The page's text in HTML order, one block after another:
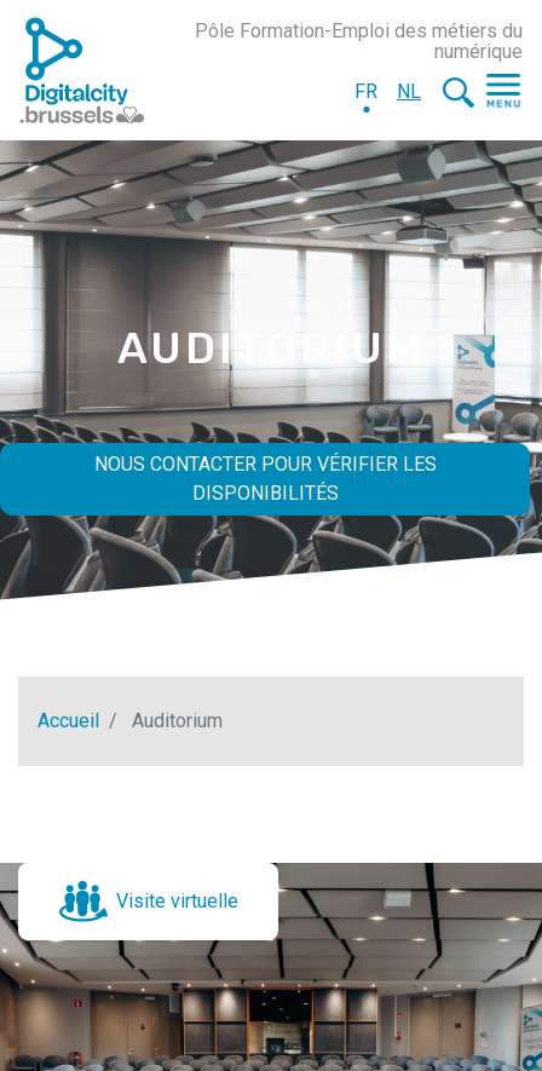
Pôle Formation-Emploi des métiers du
numérique
FR
NL
AUDITORIUM
NOUS CONTACTER POUR VÉRIFIER LES
DISPONIBILITÉS
Accueil Auditorium
Visite virtuelle